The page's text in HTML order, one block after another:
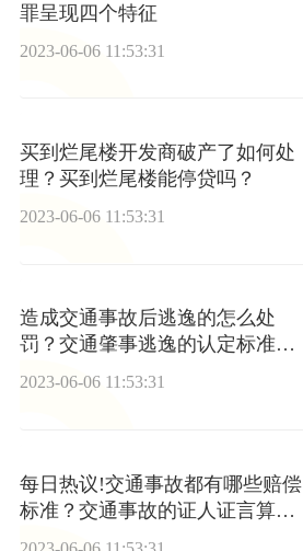
罪呈现四个特征
2023-06-06 11:53:31
买到烂尾楼开发商破产了如何处
理？买到烂尾楼能停贷吗？
2023-06-06 11:53:31
造成交通事故后逃逸的怎么处
罚？交通肇事逃逸的认定标准是
什么？_今日热议
2023-06-06 11:53:31
每日热议!交通事故都有哪些赔偿
标准？交通事故的证人证言算证